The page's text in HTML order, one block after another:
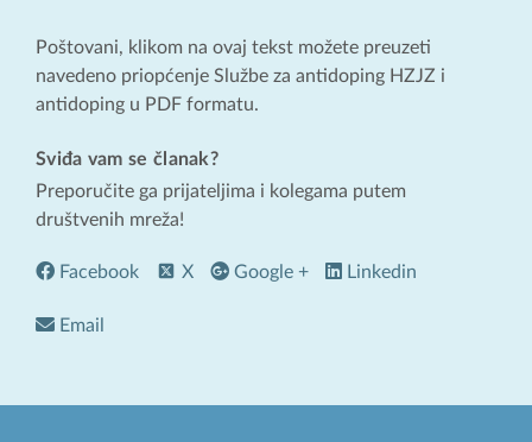
Poštovani, klikom na ovaj tekst možete preuzeti
navedeno priopćenje Službe za antidoping HZJZ i
antidoping u PDF formatu.
Sviđa vam se članak?
Preporučite ga prijateljima i kolegama putem
društvenih mreža!
Facebook X Google + Linkedin
Email